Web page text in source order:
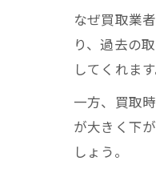
なぜ買取業
り、過去の
してくれます
一方、買取
が大きく下
しょう。